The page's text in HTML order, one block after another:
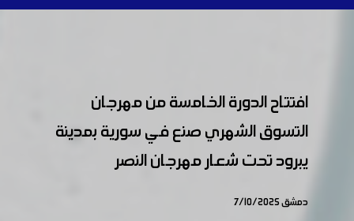
افتتاح الدورة الخامسة من مهرجان
التسوق الشهري صنع في سورية بمدينة
يبرود تحت شعار مهرجان النصر
دمشق 7/10/2025